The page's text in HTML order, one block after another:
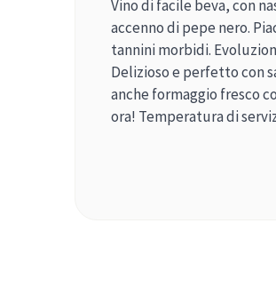
Vino di facile beva, con
accenno di pepe nero.
tannini morbidi.
Delizioso e perfetto con
anche formaggio fresco
ora! Temperatura di